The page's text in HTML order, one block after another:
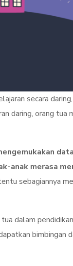
secara
orang tua
anak merasa
sebagiannya
dalam
bimbingan